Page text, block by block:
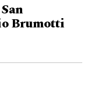
Brumotti